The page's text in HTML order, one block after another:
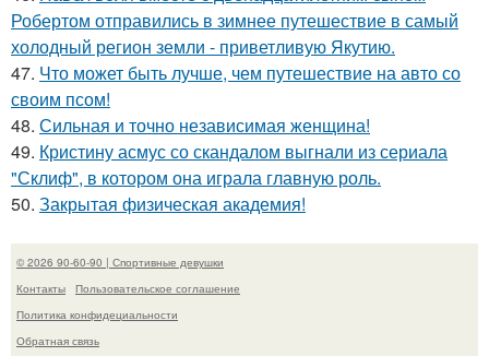
Робертом отправились в зимнее путешествие в самый
холодный регион земли - приветливую Якутию.
47. Что может быть лучше, чем путешествие на авто со
своим псом!
48. Сильная и точно независимая женщина!
49. Кристину асмус со скандалом выгнали из сериала
"Склиф", в котором она играла главную роль.
50. Закрытая физическая академия!
© 2026 90-60-90 | Спортивные девушки
Контакты
Пользовательское соглашение
Политика конфидециальности
Обратная связь